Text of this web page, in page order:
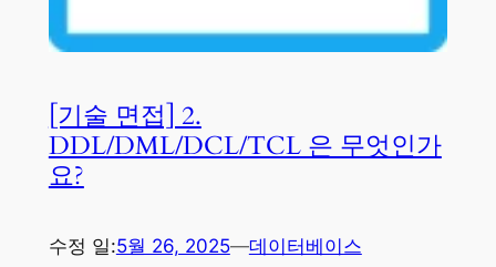
[기술 면접] 2.
DDL/DML/DCL/TCL 은 무엇인가
요?
수정 일:5월 26, 2025—데이터베이스